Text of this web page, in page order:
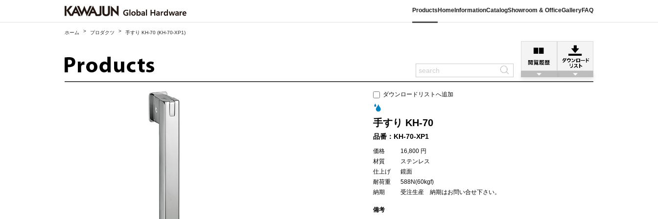
Products Home InformationCatalogShowroom & OfficeGalleryFAQ
ホーム > プロダクツ > 手すり KH-70 (KH-70-XP1)
ダウンロードリストへ追加
手すり KH-70
品番：KH-70-XP1
価格
16,800 円
材質
ステンレス
仕上げ
鏡面
耐荷重
588N(60kgf)
納期
受注生産 納期はお問い合せ下さい。
備考